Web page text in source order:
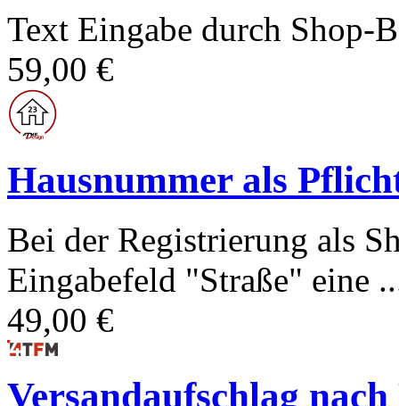
Text Eingabe durch Shop-
59,00 €
Hausnummer als
Bei der Registrierung als
Eingabefeld "Straße" eine
49,00 €
Versandaufschlag